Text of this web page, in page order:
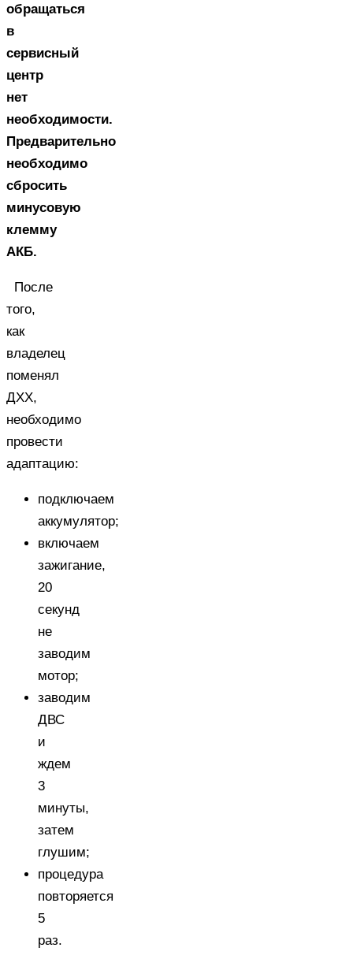
обращаться
в
сервисный
центр
нет
необходимости.
Предварительно
необходимо
сбросить
минусовую
клемму
АКБ.
После
того,
как
владелец
поменял
ДХХ,
необходимо
провести
адаптацию:
подключаем
аккумулятор;
включаем
зажигание,
20
секунд
не
заводим
мотор;
заводим
ДВС
и
ждем
3
минуты,
затем
глушим;
процедура
повторяется
5
раз.